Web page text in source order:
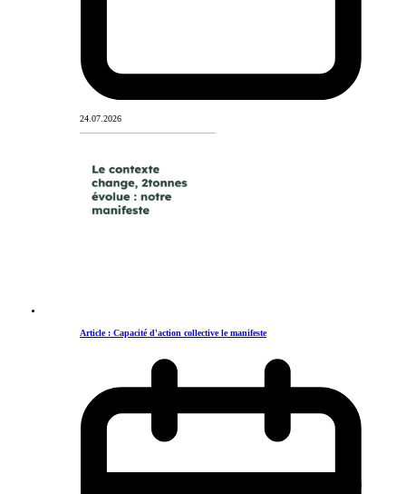
24.07.2026
Article : Capacité d'action collective le manifeste